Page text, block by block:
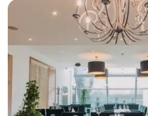
Sala Biała